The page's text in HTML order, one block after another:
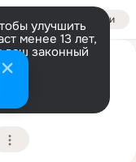
Войти
улучшить
менее 13 лет,
ваш законный
лет)
изучением
Подробнее